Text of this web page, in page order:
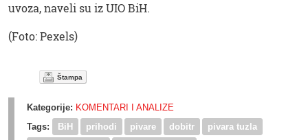
uvoza, naveli su iz UIO BiH.
(Foto: Pexels)
Štampa
Kategorije: KOMENTARI I ANALIZE
Tags:
BiH prihodi pivare dobitr
pivara tuzla